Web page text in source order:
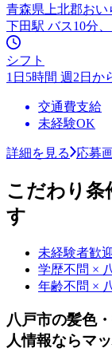
青森県上北郡おい
下田駅 バス10分
シフト
1日5時間 週2日か
交通費支給
未経験OK
詳細を見る 応募
こだわり条
す
未経験者歓
学歴不問 ×
年齢不問 ×
八戸市の髪色
人情報ならマ